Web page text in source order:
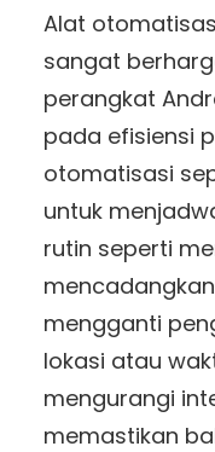
Alat
sangat
perangkat
pada efisiensi
otomatisasi
untuk
rutin seperti
mengganti
lokasi atau
mengurangi
memastikan